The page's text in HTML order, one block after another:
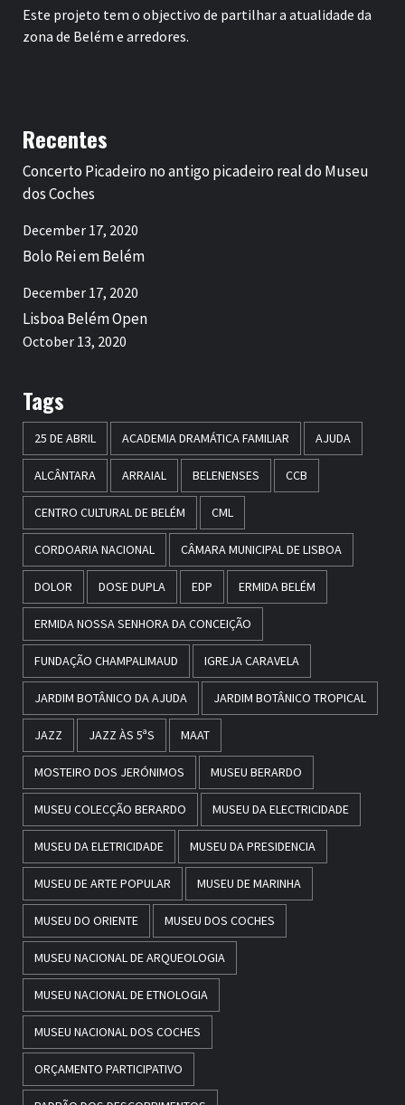
Este projeto tem o objectivo de partilhar a atualidade da
zona de Belém e arredores.
Recentes
Concerto Picadeiro no antigo picadeiro real do Museu
dos Coches
December 17, 2020
Bolo Rei em Belém
December 17, 2020
Lisboa Belém Open
October 13, 2020
Tags
25 DE ABRIL ACADEMIA DRAMÁTICA FAMILIAR AJUDA
ALCÂNTARA ARRAIAL BELENENSES CCB
CENTRO CULTURAL DE BELÉM CML
CORDOARIA NACIONAL CÂMARA MUNICIPAL DE LISBOA
DOLOR DOSE DUPLA EDP ERMIDA BELÉM
ERMIDA NOSSA SENHORA DA CONCEIÇÃO
FUNDAÇÃO CHAMPALIMAUD IGREJA CARAVELA
JARDIM BOTÂNICO DA AJUDA JARDIM BOTÂNICO TROPICAL
JAZZ JAZZ ÀS 5ªS MAAT
MOSTEIRO DOS JERÓNIMOS MUSEU BERARDO
MUSEU COLECÇÃO BERARDO MUSEU DA ELECTRICIDADE
MUSEU DA ELETRICIDADE MUSEU DA PRESIDENCIA
MUSEU DE ARTE POPULAR MUSEU DE MARINHA
MUSEU DO ORIENTE MUSEU DOS COCHES
MUSEU NACIONAL DE ARQUEOLOGIA
MUSEU NACIONAL DE ETNOLOGIA
MUSEU NACIONAL DOS COCHES
ORÇAMENTO PARTICIPATIVO